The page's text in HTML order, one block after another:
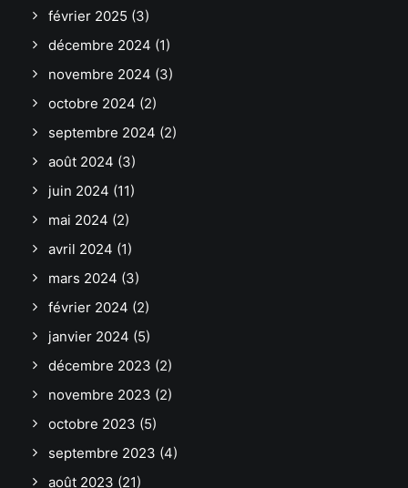
février 2025 (3)
décembre 2024 (1)
novembre 2024 (3)
octobre 2024 (2)
septembre 2024 (2)
août 2024 (3)
juin 2024 (11)
mai 2024 (2)
avril 2024 (1)
mars 2024 (3)
février 2024 (2)
janvier 2024 (5)
décembre 2023 (2)
novembre 2023 (2)
octobre 2023 (5)
septembre 2023 (4)
août 2023 (21)